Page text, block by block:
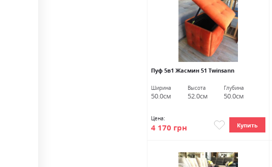
Пуф 5в1 Жасмин 51 Twinsann
Ширина
50.0см
Высота
52.0см
Глубина
50.0см
Цена:
4 170 грн Купить